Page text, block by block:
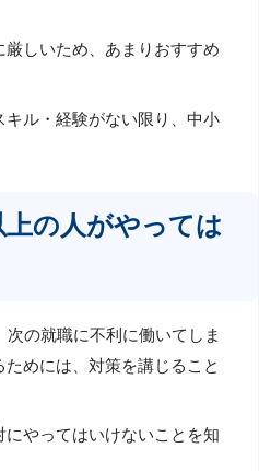
しいため、あまりおすすめ
ル・経験がない限り、中小
の人がやっては
の就職に不利に働いてしま
めには、対策を講じること
やってはいけないことを知